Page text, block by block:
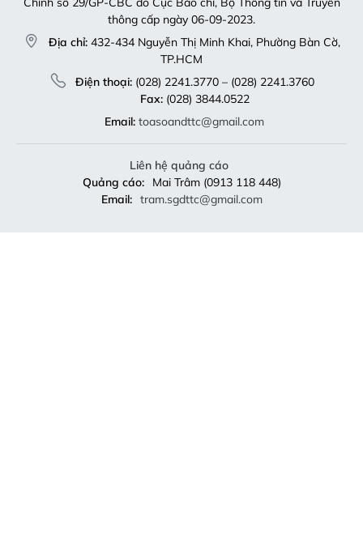
thông cấp ngày 06-09-2023.
Địa chỉ: 432-434 Nguyễn Thị Minh Khai, Phường Bàn Cờ,
TP.HCM
Điện thoại:(028) 2241.3770 – (028) 2241.3760
Fax:(028) 3844.0522
Email: toasoandttc@gmail.com
Liên hệ quảng cáo
Quảng cáo:
Mai Trâm (0913 118 448)
Email: tram.sgdttc@gmail.com